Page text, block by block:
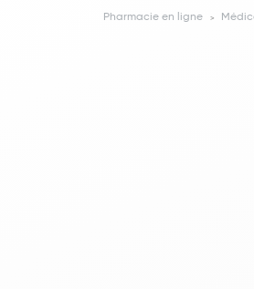
Pharmacie en ligne